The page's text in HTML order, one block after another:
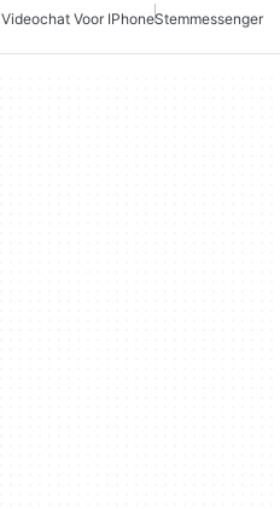
Videochat Voor IPhoneStemmessenger